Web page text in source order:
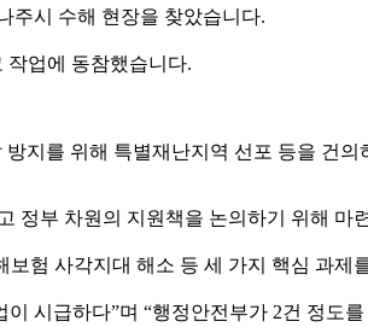
주시 수해 현장을 찾았습니다.
작업에 동참했습니다.
지를 위해 특별재난지역 선포 등을 건
정부 차원의 지원책을 논의하기 위해 마
험 사각지대 해소 등 세 가지 핵심 과제
시급하다”며 “행정안전부가 2건 정도